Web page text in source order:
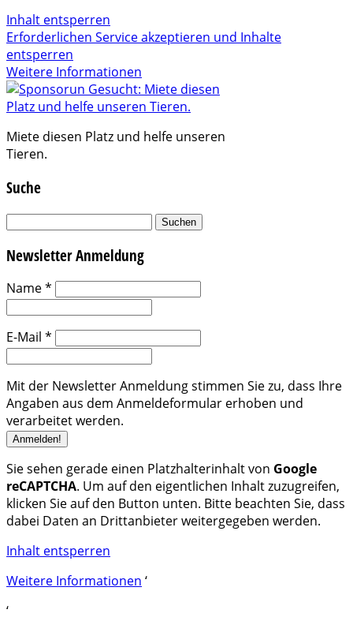
Inhalt entsperren
Erforderlichen Service akzeptieren und Inhalte
entsperren
Weitere Informationen
Miete diesen Platz und helfe unseren
Tieren.
Suche
Suchen
Newsletter Anmeldung
Name*
E-Mail *
Mit der Newsletter Anmeldung stimmen Sie zu, dass Ihre
Angaben aus dem Anmeldeformular erhoben und
verarbeitet werden.
Sie sehen gerade einen Platzhalterinhalt von Google
reCAPTCHA. Um auf den eigentlichen Inhalt zuzugreifen,
klicken Sie auf den Button unten. Bitte beachten Sie, dass
dabei Daten an Drittanbieter weitergegeben werden.
Inhalt entsperren
Weitere Informationen ‘
‘